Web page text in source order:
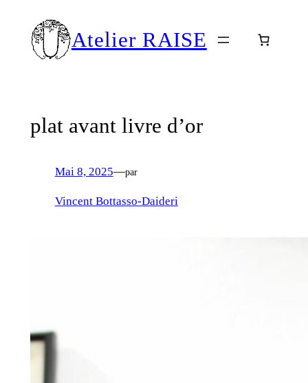
contenu
Atelier RAISE
plat avant livre d’or
Mai 8, 2025—par
Vincent Bottasso-Daideri